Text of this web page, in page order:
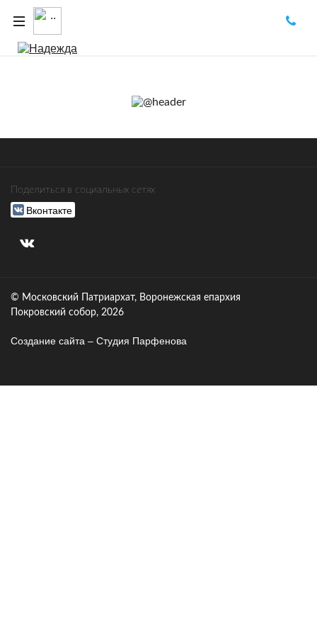
Поделиться в социальных сетях
Вконтакте
© Московский Патриархат, Воронежcкая епархия
Покровский собор, 2026
Создание сайта – Cтудия Парфенова